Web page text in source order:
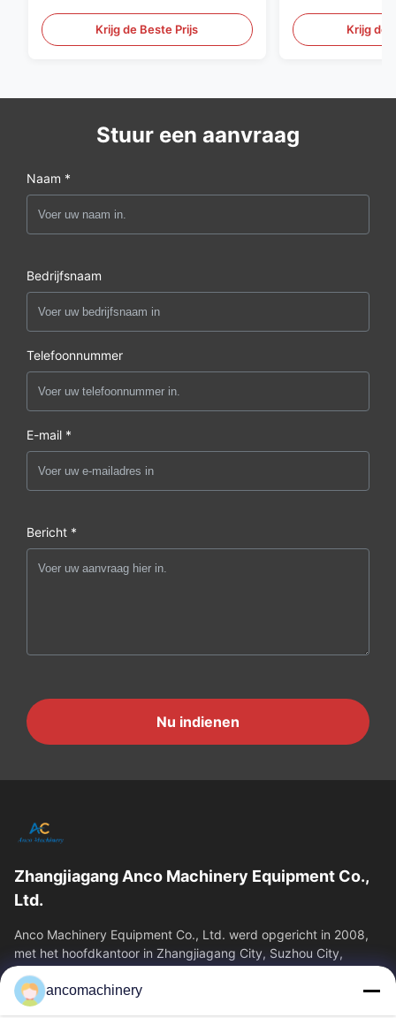
Krijg de Beste Prijs Krijg de
Stuur een aanvraag
Naam *
Bedrijfsnaam
Telefoonnummer
E-mail *
Bericht *
Nu indienen
Zhangjiagang Anco Machinery Equipment Co.,
Ltd.
Anco Machinery Equipment Co., Ltd. werd opgericht in 2008,
met het hoofdkantoor in Zhangjiagang City, Suzhou City,
Jiangsu Province. Het is een...
Snelle Links
ancomachinery